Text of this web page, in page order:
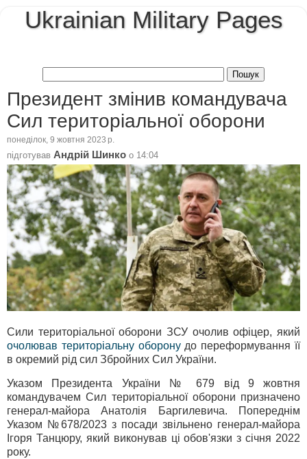
Ukrainian Military Pages
Президент змінив командувача
Сил територіальної оборони
понеділок, 9 жовтня 2023 р.
підготував Андрій Шинко о 14:04
Сили територіальної оборони ЗСУ очолив офіцер, який
очолював територіальну оборонудо переформування її
в окремий рід сил Збройних Сил України.
Указом Президента України № 679 від 9 жовтня
командувачем Сил територіальної оборони призначено
генерал-майора Анатолія Баргилевича. Попереднім
Указом №678/2023 з посади звільнено генерал-майора
Ігоря Танцюру, який виконував ці обов'язки з січня 2022
року.